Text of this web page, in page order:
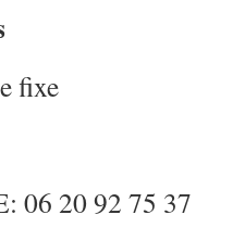
fixe
06 20 92 75 37